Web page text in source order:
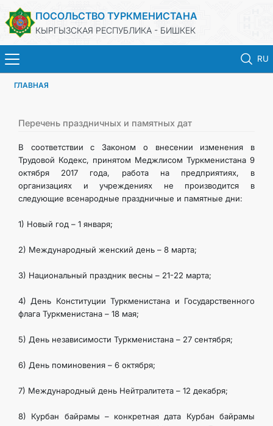
ПОСОЛЬСТВО ТУРКМЕНИСТАНА
КЫРГЫЗСКАЯ РЕСПУБЛИКА - БИШКЕК
RU
НОВОСТИ
ТУРКМЕНИСТАН
ПРАЗДНИЧНЫЕ И ПАМЯТНЫЕ ДНИ
КОНСУЛЬСКИЕ УСЛУГИ
МИД
ГЛАВНАЯ
Перечень праздничных и памятных дат
В соответствии с Законом о внесении изменения в
Трудовой Кодекс, принятом Меджлисом Туркменистана 9
октября 2017 года, работа на предприятиях, в
организациях и учреждениях не производится в
следующие всенародные праздничные и памятные дни:
1) Новый год – 1 января;
2) Международный женский день – 8 марта;
3) Национальный праздник весны – 21-22 марта;
4) День Конституции Туркменистана и Государственного
флага Туркменистана – 18 мая;
5) День независимости Туркменистана – 27 сентября;
6) День поминовения – 6 октября;
7) Международный день Нейтралитета – 12 декабря;
8) Курбан байрамы – конкретная дата Курбан байрамы